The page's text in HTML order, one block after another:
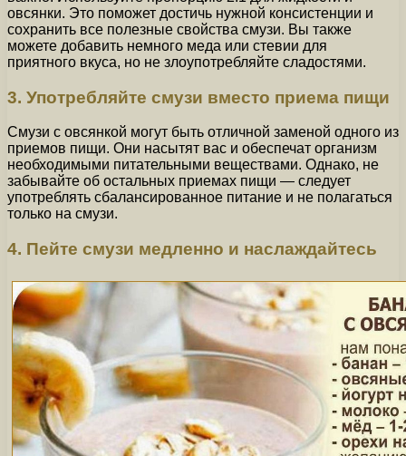
овсянки. Это поможет достичь нужной консистенции и
сохранить все полезные свойства смузи. Вы также
можете добавить немного меда или стевии для
приятного вкуса, но не злоупотребляйте сладостями.
3. Употребляйте смузи вместо приема пищи
Смузи с овсянкой могут быть отличной заменой одного из
приемов пищи. Они насытят вас и обеспечат организм
необходимыми питательными веществами. Однако, не
забывайте об остальных приемах пищи — следует
употреблять сбалансированное питание и не полагаться
только на смузи.
4. Пейте смузи медленно и наслаждайтесь